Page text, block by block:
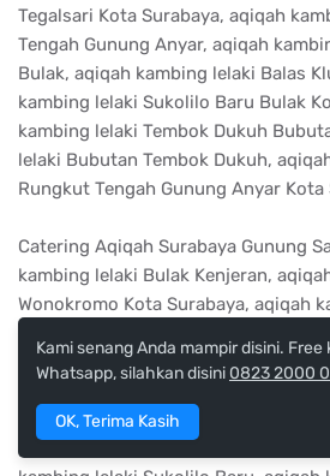
Tegalsari Kota Surabaya, aqiqah
Tengah Gunung Anyar, aqiqah
Bulak, aqiqah kambing lelaki Balas
kambing lelaki Sukolilo Baru Bulak
kambing lelaki Tembok Dukuh
lelaki Bubutan Tembok Dukuh,
Rungkut Tengah Gunung Anyar Kota
Catering Aqiqah Surabaya Gunung
kambing lelaki Bulak Kenjeran,
Wonokromo Kota Surabaya, aqiqah
kambing lelaki Karangpilang Kota
kambing lelaki Pacarkeling
lelaki Perak Timur Pabean Cantian
Kami senang Anda mampir disini. Free
Whatsapp, silahkan disini 0823 2000
OK, Terima Kasih